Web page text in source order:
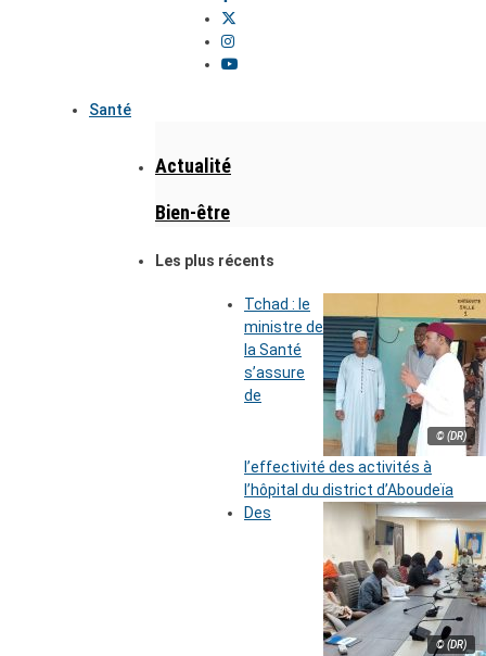
Santé
Actualité
Bien-être
Les plus récents
© (DR)
Tchad : le
ministre de
la Santé
s’assure
de
l’effectivité des activités à
l’hôpital du district d’Aboudeïa
© (DR)
Des